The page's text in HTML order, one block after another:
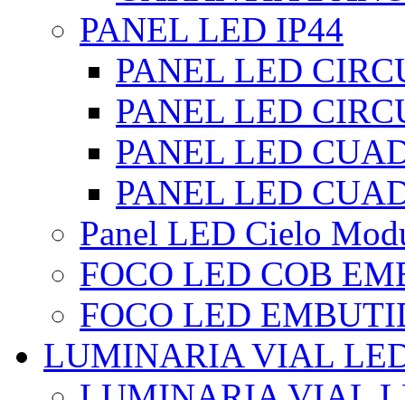
PANEL LED IP44
PANEL LED
PANEL LED
PANEL LED
PANEL LED
Panel LED Cielo
FOCO LED COB
FOCO LED
LUMINARIA VIAL